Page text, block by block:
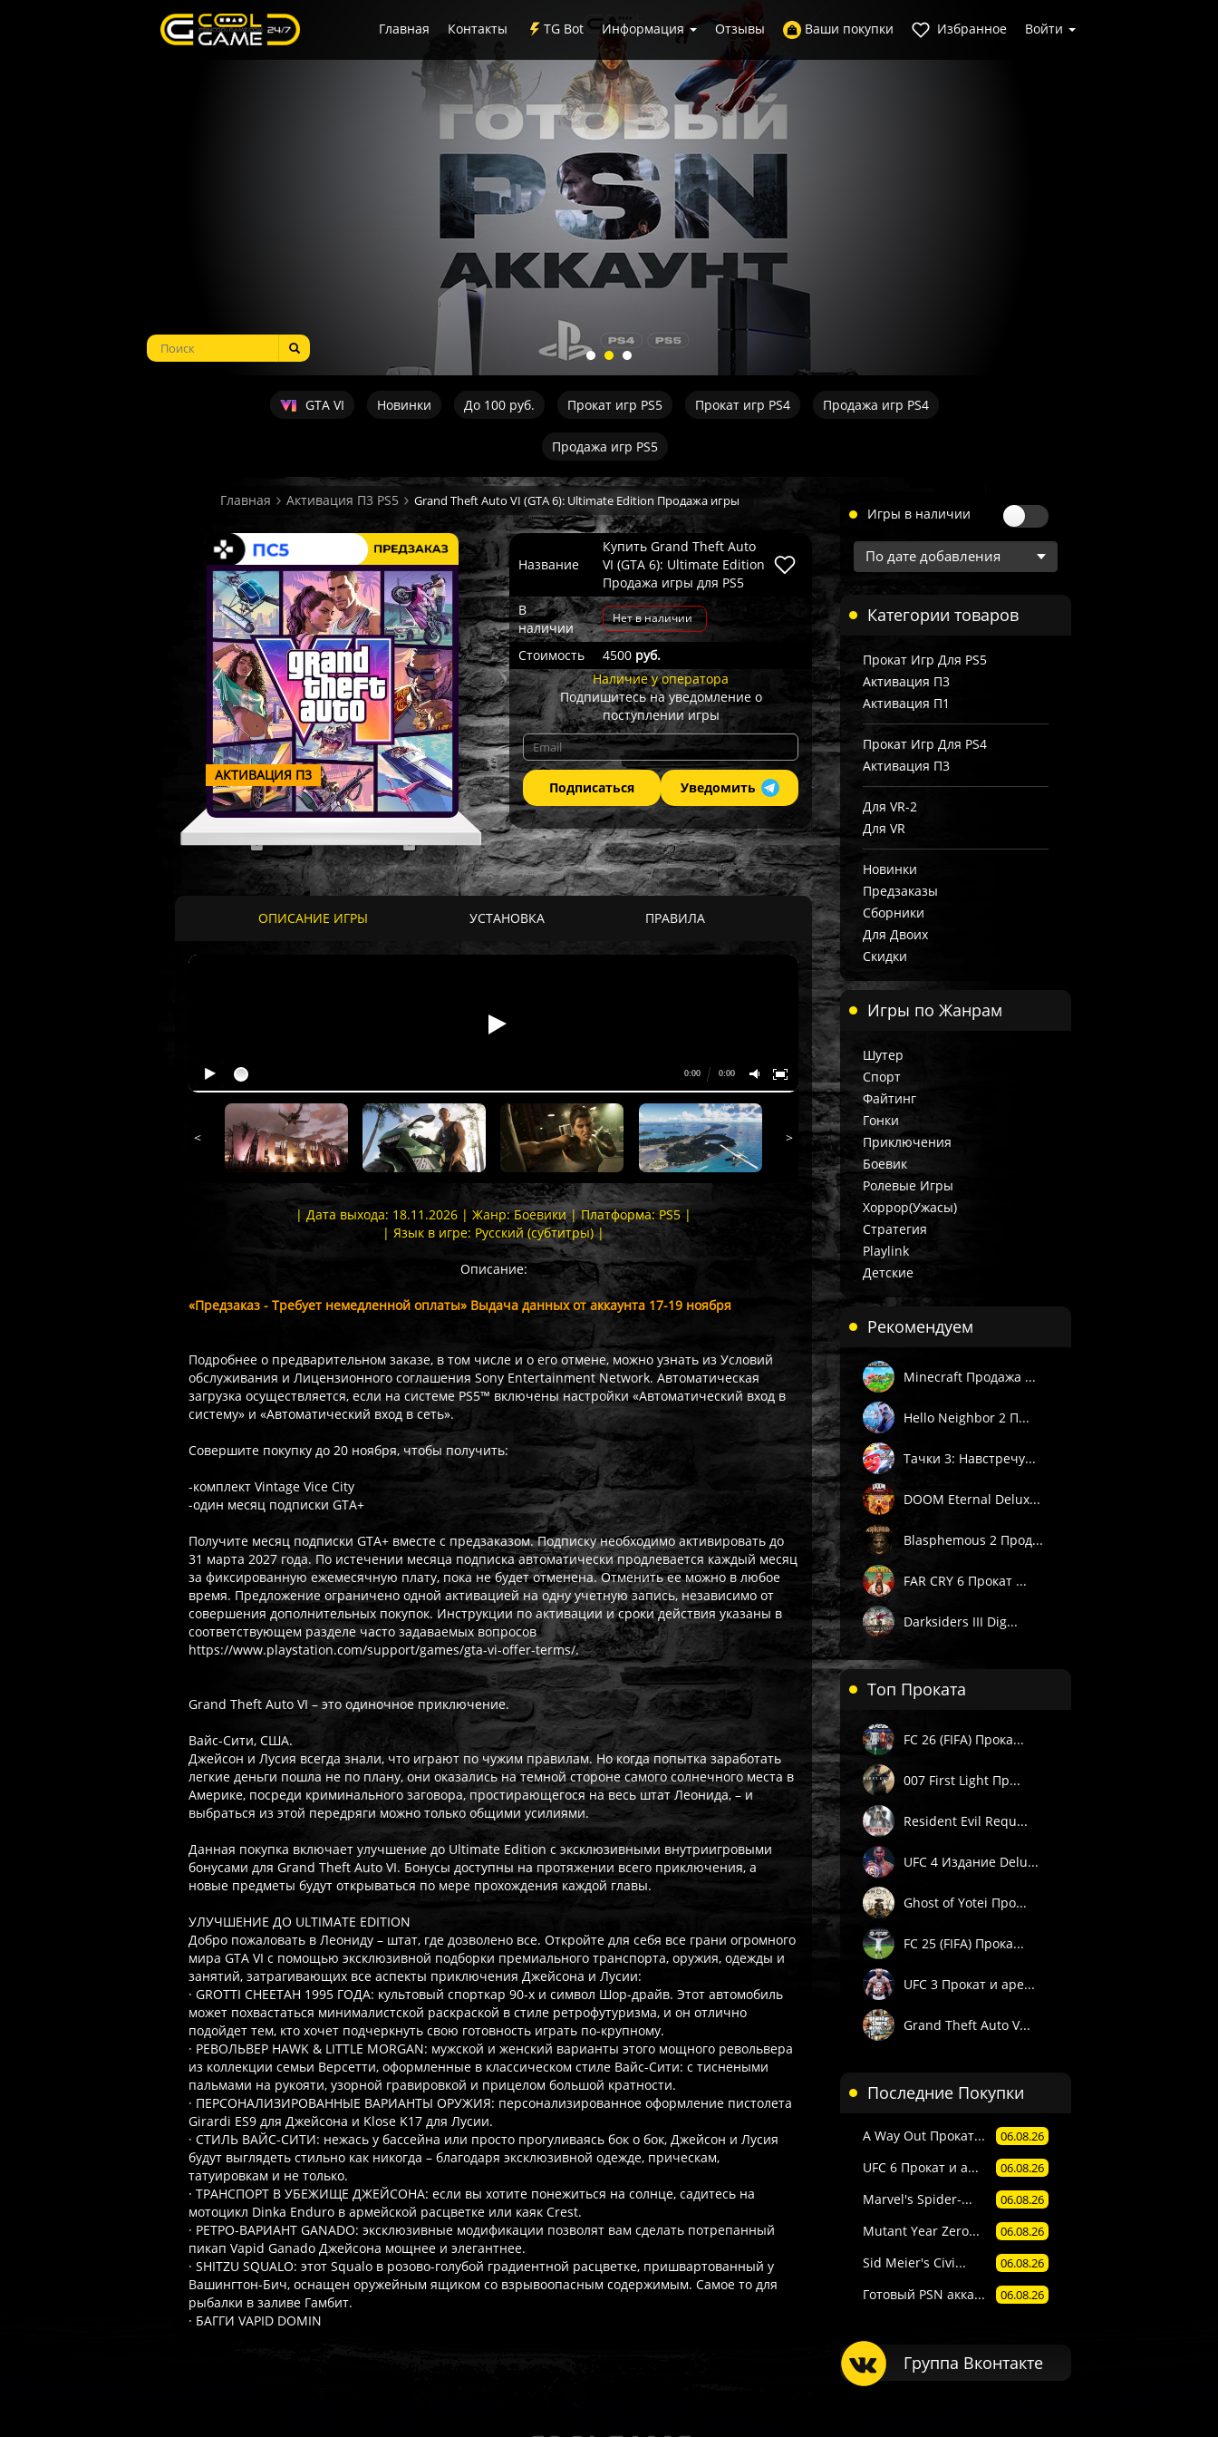
Главная Контакты TG Bot Информация Отзывы Ваши покупки Избранное Войти
GTA VI Новинки До 100 руб. Прокат игр PS5 Прокат игр PS4 Продажа игр PS4
Продажа игр PS5
Главная Активация П3 PS5 Grand Theft Auto VI (GTA 6): Ultimate Edition Продажа игры
АКТИВАЦИЯ П3
Название
Купить Grand Theft Auto
VI (GTA 6): Ultimate Edition
Продажа игры для PS5
В
наличии
Нет в наличии
Стоимость 4500 руб.
Наличие у оператора
Подпишитесь на уведомление о
поступлении игры
Подписаться Уведомить
ОПИСАНИЕ ИГРЫ УСТАНОВКА ПРАВИЛА
< >
| Дата выхода: 18.11.2026 | Жанр: Боевики | Платформа: PS5 |
| Язык в игре: Русский (субтитры) |
Описание:
«Предзаказ - Требует немедленной оплаты» Выдача данных от аккаунта 17-19 ноября
Подробнее о предварительном заказе, в том числе и о его отмене, можно узнать из Условий
обслуживания и Лицензионного соглашения Sony Entertainment Network. Автоматическая
загрузка осуществляется, если на системе PS5™ включены настройки «Автоматический вход в
систему» и «Автоматический вход в сеть».
Совершите покупку до 20 ноября, чтобы получить:
-комплект Vintage Vice City
-один месяц подписки GTA+
Получите месяц подписки GTA+ вместе с предзаказом. Подписку необходимо активировать до
31 марта 2027 года. По истечении месяца подписка автоматически продлевается каждый месяц
за фиксированную ежемесячную плату, пока не будет отменена. Отменить ее можно в любое
время. Предложение ограничено одной активацией на одну учетную запись, независимо от
совершения дополнительных покупок. Инструкции по активации и сроки действия указаны в
соответствующем разделе часто задаваемых вопросов
https://www.playstation.com/support/games/gta-vi-offer-terms/.
Grand Theft Auto VI – это одиночное приключение.
Вайс-Сити, США.
Джейсон и Лусия всегда знали, что играют по чужим правилам. Но когда попытка заработать
легкие деньги пошла не по плану, они оказались на темной стороне самого солнечного места в
Америке, посреди криминального заговора, простирающегося на весь штат Леонида, – и
выбраться из этой передряги можно только общими усилиями.
Данная покупка включает улучшение до Ultimate Edition с эксклюзивными внутриигровыми
бонусами для Grand Theft Auto VI. Бонусы доступны на протяжении всего приключения, а
новые предметы будут открываться по мере прохождения каждой главы.
УЛУЧШЕНИЕ ДО ULTIMATE EDITION
Добро пожаловать в Леониду – штат, где дозволено все. Откройте для себя все грани огромного
мира GTA VI с помощью эксклюзивной подборки премиального транспорта, оружия, одежды и
занятий, затрагивающих все аспекты приключения Джейсона и Лусии:
· GROTTI CHEETAH 1995 ГОДА: культовый спорткар 90-х и символ Шор-драйв. Этот автомобиль
может похвастаться минималистской раскраской в стиле ретрофутуризма, и он отлично
подойдет тем, кто хочет подчеркнуть свою готовность играть по-крупному.
· РЕВОЛЬВЕР HAWK & LITTLE MORGAN: мужской и женский варианты этого мощного револьвера
из коллекции семьи Версетти, оформленные в классическом стиле Вайс-Сити: с тиснеными
пальмами на рукояти, узорной гравировкой и прицелом большой кратности.
· ПЕРСОНАЛИЗИРОВАННЫЕ ВАРИАНТЫ ОРУЖИЯ: персонализированное оформление пистолета
Girardi ES9 для Джейсона и Klose K17 для Лусии.
· СТИЛЬ ВАЙС-СИТИ: нежась у бассейна или просто прогуливаясь бок о бок, Джейсон и Лусия
будут выглядеть стильно как никогда – благодаря эксклюзивной одежде, прическам,
татуировкам и не только.
· ТРАНСПОРТ В УБЕЖИЩЕ ДЖЕЙСОНА: если вы хотите понежиться на солнце, садитесь на
мотоцикл Dinka Enduro в армейской расцветке или каяк Crest.
· РЕТРО-ВАРИАНТ GANADO: эксклюзивные модификации позволят вам сделать потрепанный
пикап Vapid Ganado Джейсона мощнее и элегантнее.
· SHITZU SQUALO: этот Squalo в розово-голубой градиентной расцветке, пришвартованный у
Вашингтон-Бич, оснащен оружейным ящиком со взрывоопасным содержимым. Самое то для
рыбалки в заливе Гамбит.
· БАГГИ VAPID DOMIN
Игры в наличии
Категории товаров
Прокат Игр Для PS5
Активация П3
Активация П1
Прокат Игр Для PS4
Активация П3
Для VR-2
Для VR
Новинки
Предзаказы
Сборники
Для Двоих
Скидки
Игры по Жанрам
Шутер
Спорт
Файтинг
Гонки
Приключения
Боевик
Ролевые Игры
Хоррор(Ужасы)
Стратегия
Playlink
Детские
Рекомендуем
Minecraft Продажа ...
Hello Neighbor 2 П...
Тачки 3: Навстречу...
DOOM Eternal Delux...
Blasphemous 2 Прод...
FAR CRY 6 Прокат ...
Darksiders III Dig...
Топ Проката
FC 26 (FIFA) Прока...
007 First Light Пр...
Resident Evil Requ...
UFC 4 Издание Delu...
Ghost of Yotei Про...
FC 25 (FIFA) Прока...
UFC 3 Прокат и аре...
Grand Theft Auto V...
Последние Покупки
A Way Out Прокат... 06.08.26
UFC 6 Прокат и а... 06.08.26
Marvel's Spider-... 06.08.26
Mutant Year Zero... 06.08.26
Sid Meier's Civi... 06.08.26
Готовый PSN акка... 06.08.26
Группа Вконтакте